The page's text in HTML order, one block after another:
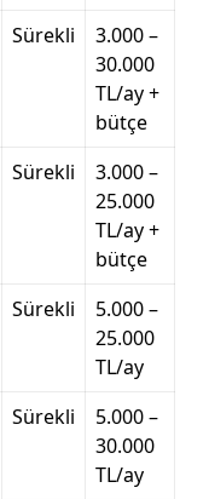
Sürekli
3.000 –
30.000
TL/ay +
bütçe
Sürekli
3.000 –
25.000
TL/ay +
bütçe
Sürekli
5.000 –
25.000
TL/ay
Sürekli
5.000 –
30.000
TL/ay